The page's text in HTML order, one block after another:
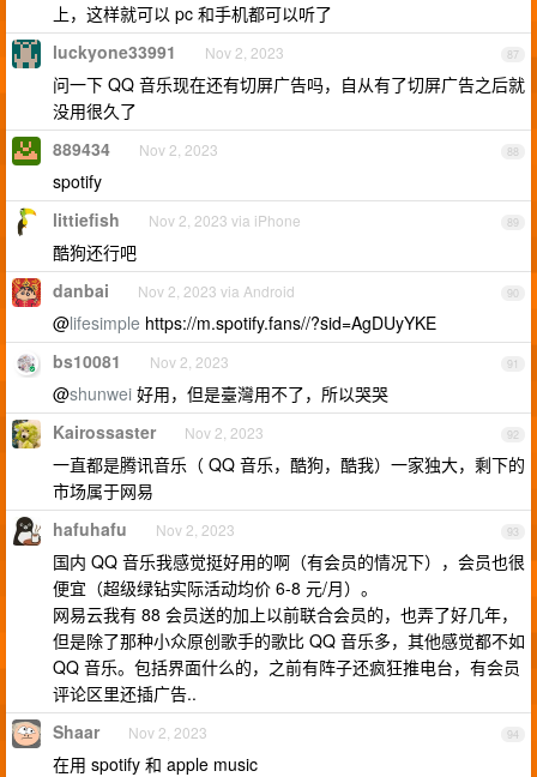
上，这样就可以 pc 和手机都可以听了
87
luckyone33991 Nov 2, 2023
问一下 QQ 音乐现在还有切屏广告吗，自从有了切屏广告之后就
没用很久了
88
889434 Nov 2, 2023
spotify
89
littiefish Nov 2, 2023 via iPhone
酷狗还行吧
90
danbai Nov 2, 2023 via Android
@lifesimple https://m.spotify.fans//?sid=AgDUyYKE
91
bs10081 Nov 2, 2023
@shunwei 好用，但是臺灣用不了，所以哭哭
92
Kairossaster Nov 2, 2023
一直都是腾讯音乐（ QQ 音乐，酷狗，酷我）一家独大，剩下的
市场属于网易
93
hafuhafu Nov 2, 2023
国内 QQ 音乐我感觉挺好用的啊（有会员的情况下），会员也很
便宜（超级绿钻实际活动均价 6-8 元/月）。
网易云我有 88 会员送的加上以前联合会员的，也弄了好几年，
但是除了那种小众原创歌手的歌比 QQ 音乐多，其他感觉都不如
QQ 音乐。包括界面什么的，之前有阵子还疯狂推电台，有会员
评论区里还插广告..
94
Shaar Nov 2, 2023
在用 spotify 和 apple music